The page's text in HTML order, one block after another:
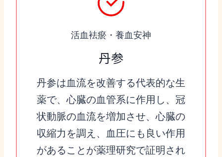
活血袪瘀・養血安神
丹参
丹参は血流を改善する代表的な生
薬で、心臓の血管系に作用し、冠
状動脈の血流を増加させ、心臓の
収縮力を調え、血圧にも良い作用
があることが薬理研究で証明され